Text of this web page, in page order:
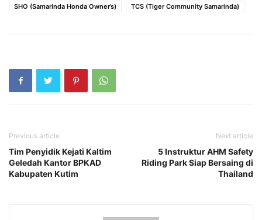
SHO (Samarinda Honda Owner’s)
TCS (Tiger Community Samarinda)
Previous article
Tim Penyidik Kejati Kaltim
Geledah Kantor BPKAD
Kabupaten Kutim
Next article
5 Instruktur AHM Safety
Riding Park Siap Bersaing di
Thailand